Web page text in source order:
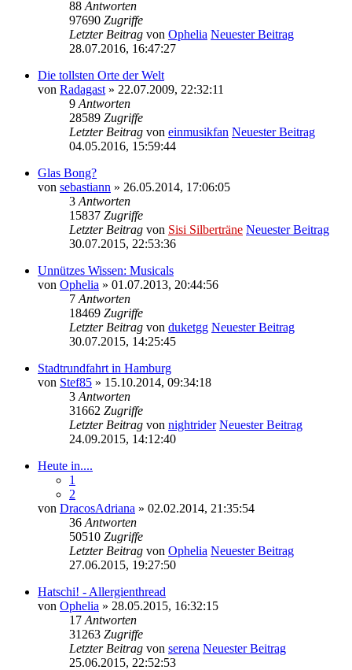
88 Antworten
97690 Zugriffe
Letzter Beitrag von Ophelia Neuester Beitrag
28.07.2016, 16:47:27
Die tollsten Orte der Welt
von Radagast » 22.07.2009, 22:32:11
9 Antworten
28589 Zugriffe
Letzter Beitrag von einmusikfan Neuester Beitrag
04.05.2016, 15:59:44
Glas Bong?
von sebastiann » 26.05.2014, 17:06:05
3 Antworten
15837 Zugriffe
Letzter Beitrag von Sisi Silberträne Neuester Beitrag
30.07.2015, 22:53:36
Unnützes Wissen: Musicals
von Ophelia » 01.07.2013, 20:44:56
7 Antworten
18469 Zugriffe
Letzter Beitrag von duketgg Neuester Beitrag
30.07.2015, 14:25:45
Stadtrundfahrt in Hamburg
von Stef85 » 15.10.2014, 09:34:18
3 Antworten
31662 Zugriffe
Letzter Beitrag von nightrider Neuester Beitrag
24.09.2015, 14:12:40
Heute in....
1
2
von DracosAdriana » 02.02.2014, 21:35:54
36 Antworten
50510 Zugriffe
Letzter Beitrag von Ophelia Neuester Beitrag
27.06.2015, 19:27:50
Hatschi! - Allergienthread
von Ophelia » 28.05.2015, 16:32:15
17 Antworten
31263 Zugriffe
Letzter Beitrag von serena Neuester Beitrag
25.06.2015, 22:52:53